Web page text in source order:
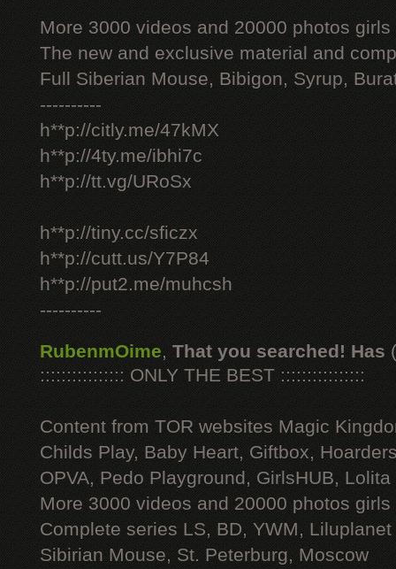
More 3000 videos and 20000 photos
The new and exclusive material and
Full Siberian Mouse, Bibigon, Syrup,
----------
h**p://citly.me/47kMX
h**p://4ty.me/ibhi7c
h**p://tt.vg/URoSx
h**p://tiny.cc/sficzx
h**p://cutt.us/Y7P84
h**p://put2.me/muhcsh
----------
RubenmOime, That you searched! Has
:::::::::::::::: ONLY THE BEST ::::::::::::::::
Content from TOR websites Magic
Childs Play, Baby Heart, Giftbox,
OPVA, Pedo Playground, GirlsHUB, Lolita
More 3000 videos and 20000 photos
Complete series LS, BD, YWM, Liluplanet
Sibirian Mouse, St. Peterburg, Moscow